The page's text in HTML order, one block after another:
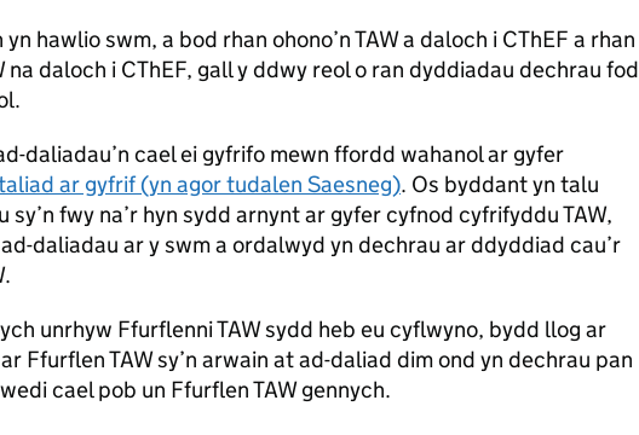
hawlio swm, a bod rhan ohono’n TAW a daloch i CThEF a rhan
na daloch i CThEF, gall y ddwy reol o ran dyddiadau dechrau fod
daliadau’n cael ei gyfrifo mewn ffordd wahanol ar gyfer
ar gyfrif (yn agor tudalen Saesneg). Os byddant yn talu
sy’n fwy na’r hyn sydd arnynt ar gyfer cyfnod cyfrifyddu TAW,
daliadau ar y swm a ordalwyd yn dechrau ar ddyddiad cau’r
unrhyw Ffurflenni TAW sydd heb eu cyflwyno, bydd llog ar
Ffurflen TAW sy’n arwain at ad-daliad dim ond yn dechrau pan
cael pob un Ffurflen TAW gennych.